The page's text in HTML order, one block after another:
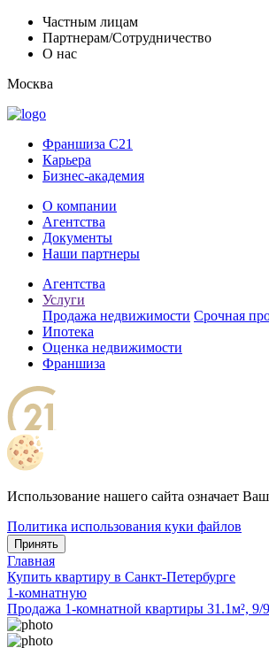
Частным лицам
Партнерам/Сотрудничество
О нас
Москва
Франшиза C21
Карьера
Бизнес-академия
О компании
Агентства
Документы
Наши партнеры
Агентства
Услуги
Продажа недвижимости Срочная
Ипотека
Оценка недвижимости
Франшиза
Использование нашего сайта означает
Политика использования куки файлов
Принять
Главная
Купить квартиру в Санкт-Петербурге
1-комнатную
Продажа 1-комнатной квартиры 31.1м², 9/